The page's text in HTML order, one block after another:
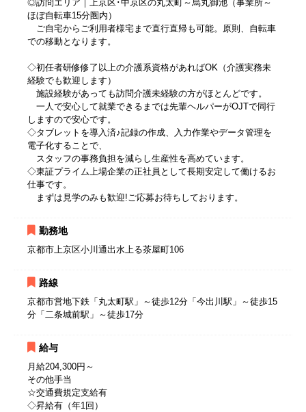
◎訪問エリア｜上京区･中京区の丸太町～烏丸御池（事業所～
ほぼ自転車15分圏内）
ご自宅からご利用者様宅まで直行直帰も可能。原則、自転車
での移動となります。
◇初任者研修修了以上の介護系資格があればOK（介護実務未
経験でも歓迎します）
施設経験があっても訪問介護未経験の方がほとんどです。
一人で安心して就業できるまでは先輩ヘルパーがOJTで同行
しますので安心です。
◇タブレットを導入済♪記録の作成、入力作業やデータ管理を
電子化することで、
スタッフの事務負担を減らし生産性を高めています。
◇東証プライム上場企業の正社員として長期安定して働けるお
仕事です。
まずは見学のみも歓迎!ご応募お待ちしております。
勤務地
京都市上京区小川通出水上る茶屋町106
路線
京都市営地下鉄「丸太町駅」～徒歩12分「今出川駅」～徒歩15
分「二条城前駅」～徒歩17分
給与
月給204,300円～
その他手当
☆交通費規定支給有
◇昇給有（年1回）